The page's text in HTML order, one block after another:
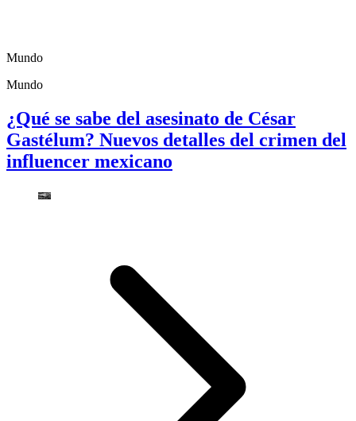
Mundo
Mundo
¿Qué se sabe del asesinato de César
Gastélum? Nuevos detalles del crimen del
influencer mexicano